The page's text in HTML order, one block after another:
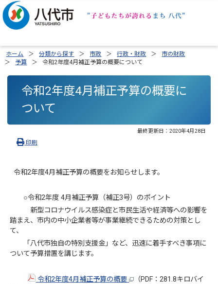
ホーム 分類から探す 市政 行政・財政
市の財政
予算
令和2年度4月補正予算の概要について
令和2年度4月補正予算の概要に
ついて
最終更新日： 2020年4月28日
印刷
令和2年度4月補正予算の概要をお知らせします。
○令和2年度 4月補正予算（補正3号）のポイント
新型コロナウイルス感染症と市民生活や経済等への影響を
踏まえ、市内の中小企業者等が事業継続できるための対策とし
て、
「八代市独自の特別支援金」など、迅速に着手すべき事項に
ついて予算措置を講じます。
令和2年度4月補正予算の概要
（PDF：281.8キロバイ